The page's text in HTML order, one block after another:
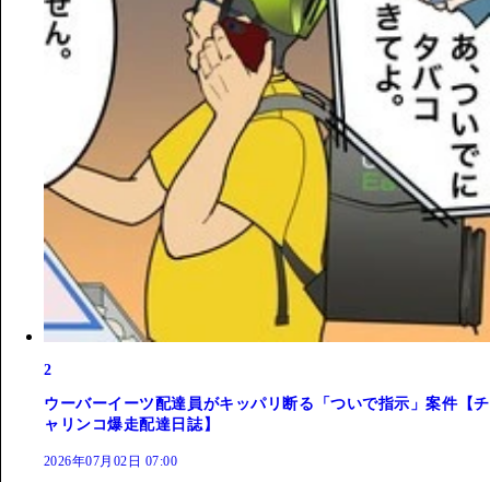
2
ウーバーイーツ配達員がキッパリ断る「ついで指示」案件【チ
ャリンコ爆走配達日誌】
2026年07月02日 07:00